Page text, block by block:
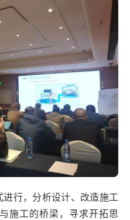
行，分析设计、改造施工
施工的桥梁，寻求开拓思